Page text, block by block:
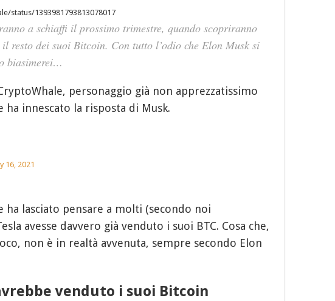
status/1393981793813078017
a schiaffi il prossimo trimestre, quando scopriranno
il resto dei suoi Bitcoin. Con tutto l’odio che Elon Musk si
biasimerei…
personaggio già non apprezzatissimo
ha innescato la risposta di Musk.
16, 2021
ha lasciato pensare a molti (secondo noi
avesse davvero già venduto i suoi BTC. Cosa che,
non è in realtà avvenuta, sempre secondo Elon
venduto i suoi Bitcoin